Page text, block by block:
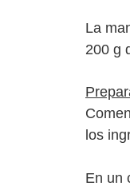
La
200 g
los
En un